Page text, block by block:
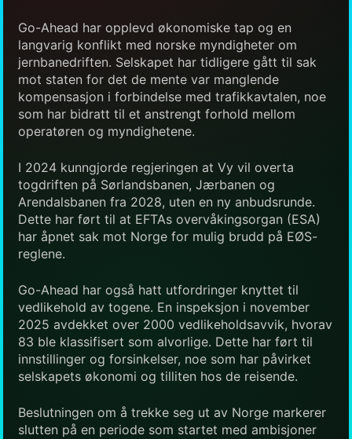
Go-Ahead har opplevd økonomiske tap og en
langvarig konflikt med norske myndigheter om
jernbanedriften. Selskapet har tidligere gått til sak
mot staten for det de mente var manglende
kompensasjon i forbindelse med trafikkavtalen, noe
som har bidratt til et anstrengt forhold mellom
operatøren og myndighetene.
I 2024 kunngjorde regjeringen at Vy vil overta
togdriften på Sørlandsbanen, Jærbanen og
Arendalsbanen fra 2028, uten en ny anbudsrunde.
Dette har ført til at EFTAs overvåkingsorgan (ESA)
har åpnet sak mot Norge for mulig brudd på EØS-
reglene.
Go-Ahead har også hatt utfordringer knyttet til
vedlikehold av togene. En inspeksjon i november
2025 avdekket over 2000 vedlikeholdsavvik, hvorav
83 ble klassifisert som alvorlige. Dette har ført til
innstillinger og forsinkelser, noe som har påvirket
selskapets økonomi og tilliten hos de reisende.
Beslutningen om å trekke seg ut av Norge markerer
slutten på en periode som startet med ambisjoner